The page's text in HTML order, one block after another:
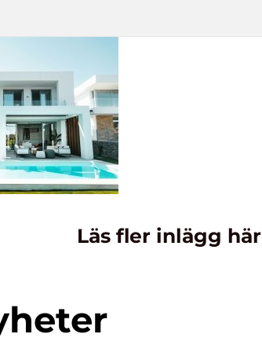
Läs fler inlägg här